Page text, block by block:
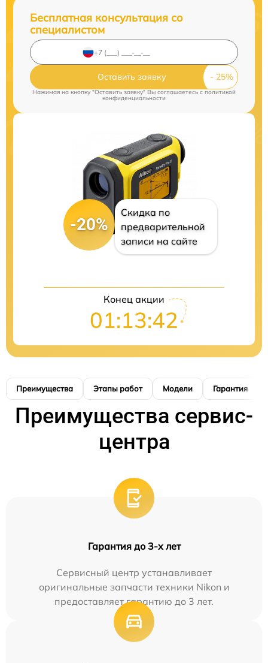
Бесплатная консультация со
специалистом
Оставить заявку
Нажимая на кнопку "Оставить заявку" Вы соглашаетесь cполитикой
конфиденциальности
-20%
Скидка по
предварительной
записи на сайте
Конец акции
01:13:41
Преимущества Этапы работ Модели Гарантия
Преимущества сервис-
центра
Гарантия до 3-х лет
Сервисный центр устанавливает
оригинальные запчасти техники Nikon и
предоставляет гарантию до 3 лет.